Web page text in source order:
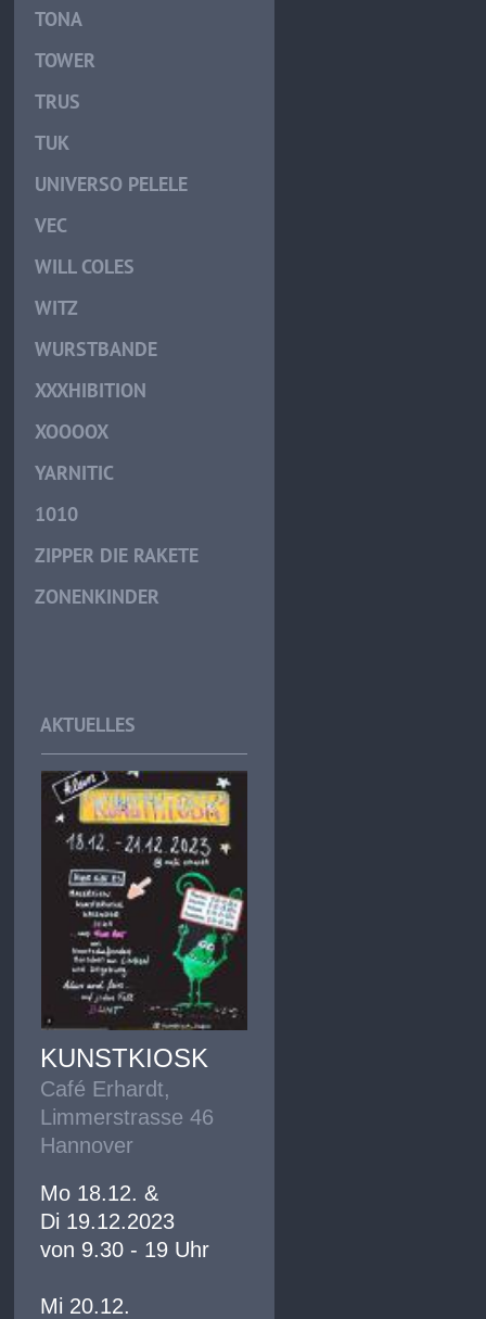
TONA
TOWER
TRUS
TUK
UNIVERSO PELELE
VEC
WILL COLES
WITZ
WURSTBANDE
XXXHIBITION
XOOOOX
YARNITIC
1010
ZIPPER DIE RAKETE
ZONENKINDER
AKTUELLES
KUNSTKIOSK
Café Erhardt,
Limmerstrasse 46
Hannover
Mo 18.12. &
Di 19.12.2023
von 9.30 - 19 Uhr
Mi 20.12.